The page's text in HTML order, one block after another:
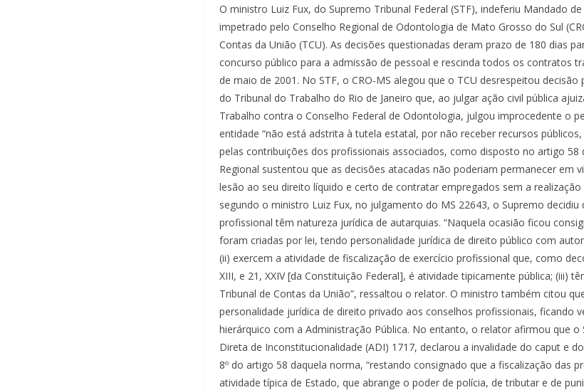
O ministro Luiz Fux, do Supremo Tribunal Federal (STF), indeferiu Mandado
impetrado pelo Conselho Regional de Odontologia de Mato Grosso do Sul
Contas da União (TCU). As decisões questionadas deram prazo de 180 dias
concurso público para a admissão de pessoal e rescinda todos os contratos
de maio de 2001. No STF, o CRO-MS alegou que o TCU desrespeitou decisão
do Tribunal do Trabalho do Rio de Janeiro que, ao julgar ação civil pública
Trabalho contra o Conselho Federal de Odontologia, julgou improcedente o
entidade “não está adstrita à tutela estatal, por não receber recursos
pelas contribuições dos profissionais associados, como disposto no artigo 58
Regional sustentou que as decisões atacadas não poderiam permanecer em
lesão ao seu direito líquido e certo de contratar empregados sem a
segundo o ministro Luiz Fux, no julgamento do MS 22643, o Supremo decidiu
profissional têm natureza jurídica de autarquias. “Naquela ocasião ficou
foram criadas por lei, tendo personalidade jurídica de direito público com
(ii) exercem a atividade de fiscalização de exercício profissional que, como
XIII, e 21, XXIV [da Constituição Federal], é atividade tipicamente pública; (iii)
Tribunal de Contas da União”, ressaltou o relator. O ministro também citou
personalidade jurídica de direito privado aos conselhos profissionais, ficando
hierárquico com a Administração Pública. No entanto, o relator afirmou que o
Direta de Inconstitucionalidade (ADI) 1717, declarou a invalidade do caput e
8º do artigo 58 daquela norma, “restando consignado que a fiscalização das
atividade típica de Estado, que abrange o poder de polícia, de tributar e de